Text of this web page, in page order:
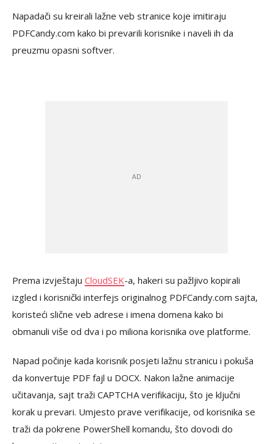
Napadači su kreirali lažne veb stranice koje imitiraju
PDFCandy.com kako bi prevarili korisnike i naveli ih da
preuzmu opasni softver.
Prema izvještaju CloudSEK-a, hakeri su pažljivo kopirali
izgled i korisnički interfejs originalnog PDFCandy.com sajta,
koristeći slične veb adrese i imena domena kako bi
obmanuli više od dva i po miliona korisnika ove platforme.
Napad počinje kada korisnik posjeti lažnu stranicu i pokuša
da konvertuje PDF fajl u DOCX. Nakon lažne animacije
učitavanja, sajt traži CAPTCHA verifikaciju, što je ključni
korak u prevari. Umjesto prave verifikacije, od korisnika se
traži da pokrene PowerShell komandu, što dovodi do